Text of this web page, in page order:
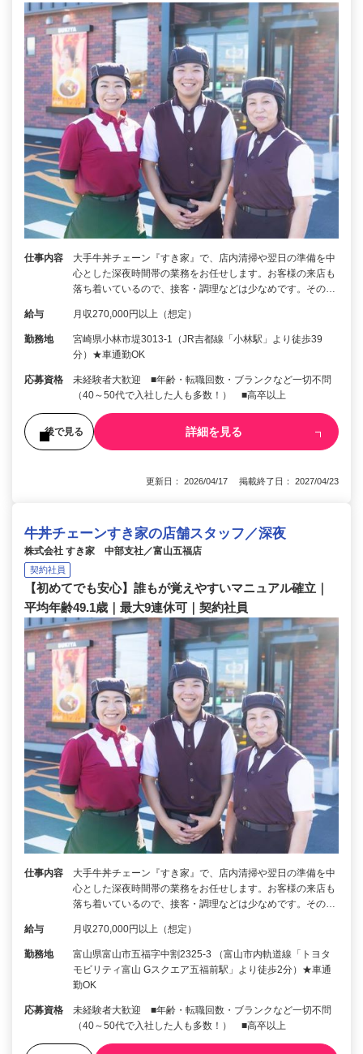
仕事内容
大手牛丼チェーン『すき家』で、店内清掃や翌日の準備を中
心とした深夜時間帯の業務をお任せします。お客様の来店も
落ち着いているので、接客・調理などは少なめです。その…
給与 月収270,000円以上（想定）
勤務地
宮崎県小林市堤3013-1（JR吉都線「小林駅」より徒歩39
分）★車通勤OK
応募資格
未経験者大歓迎 ■年齢・転職回数・ブランクなど一切不問
（40～50代で入社した人も多数！） ■高卒以上
後で見る 詳細を見る
更新日： 2026/04/17 掲載終了日： 2027/04/23
牛丼チェーンすき家の店舗スタッフ／深夜
株式会社 すき家 中部支社／富山五福店
契約社員
【初めてでも安心】誰もが覚えやすいマニュアル確立｜
平均年齢49.1歳｜最大9連休可｜契約社員
仕事内容
大手牛丼チェーン『すき家』で、店内清掃や翌日の準備を中
心とした深夜時間帯の業務をお任せします。お客様の来店も
落ち着いているので、接客・調理などは少なめです。その…
給与 月収270,000円以上（想定）
勤務地
富山県富山市五福字中割2325-3 （富山市内軌道線「トヨタ
モビリティ富山 Gスクエア五福前駅」より徒歩2分）★車通
勤OK
応募資格
未経験者大歓迎 ■年齢・転職回数・ブランクなど一切不問
（40～50代で入社した人も多数！） ■高卒以上